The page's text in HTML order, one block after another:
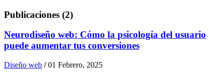
Publicaciones (2)
Neurodiseño web: Cómo la psicología del usuario
puede aumentar tus conversiones
Diseño web /01 Febrero, 2025